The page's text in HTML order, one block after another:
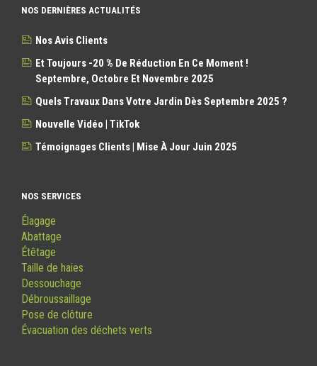
NOS DERNIÈRES ACTUALITÉS
Nos Avis Clients
Et Toujours -20 % De Réduction En Ce Moment !
Septembre, Octobre Et Novembre 2025
Quels Travaux Dans Votre Jardin Dès Septembre 2025 ?
Nouvelle Vidéo | TikTok
Témoignages Clients | Mise À Jour Juin 2025
NOS SERVICES
Élagage
Abattage
Étêtage
Taille de haies
Dessouchage
Débroussaillage
Pose de clôture
Évacuation des déchets verts